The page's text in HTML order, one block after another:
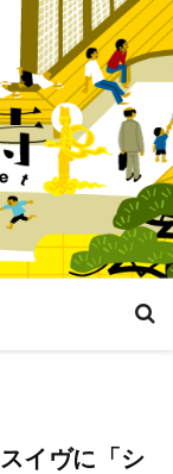
イヴに「シ